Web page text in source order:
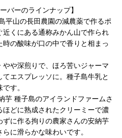
バーのラインナップ】
平山の長田農園の減農薬で作るポ
近くにある通称みかん山で作られ
の酸味が口の中で香りと相まっ
や深煎りで、ほろ苦いジャーマ
エスプレッソに。種子島牛乳と
す。
種子島のアイランドファームさ
どに熟成されたクリーミーで濃
に作る拘りの農家さんの安納芋
に滑らかな味わいです。